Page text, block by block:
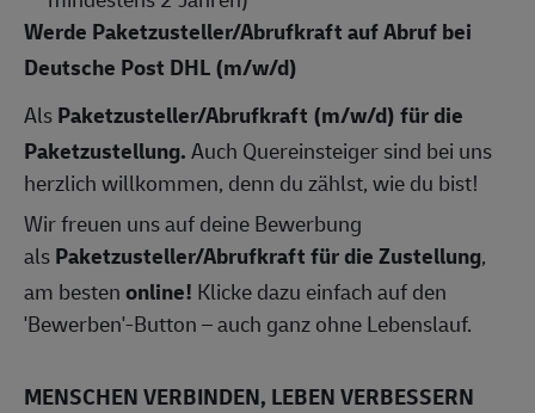
Werde Paketzusteller/Abrufkraft auf Abruf bei
Deutsche Post DHL(m/w/d)
AlsPaketzusteller/Abrufkraft (m/w/d) für die
Paketzustellung.Auch Quereinsteiger sind bei uns
herzlich willkommen, denn du zählst, wie du bist!
Wir freuen uns auf deine Bewerbung
alsPaketzusteller/Abrufkraftfür die Zustellung,
am bestenonline! Klicke dazu einfach auf den
'Bewerben'-Button – auch ganz ohne Lebenslauf.
MENSCHEN VERBINDEN, LEBEN VERBESSERN